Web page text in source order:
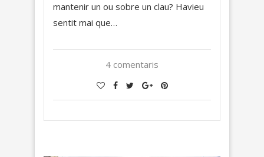
mantenir un ou sobre un clau? Havieu
sentit mai que…
4 comentaris